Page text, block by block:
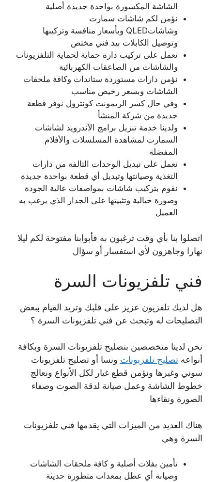
الشاشة المكسورة بواحدة جديدة أصلية
نؤمن لكم شاشات سمارت
وشاشاتQLED وبأسعار منافسة وتركيبها
وتوصيل الكابلات بيد فني مختص
نعمل على تركيب دارة حماية لحماية التلفزيونات
والشاشات من الصاعقات الكهربائية
نؤمن دارات مستوردة ستاندات وكافة ملحقات
الشاشات وبسعر رخيص مناسب
وفي حال كسر الريمونت كونترول نوفر قطعة
جديدة من شركة المنشأ
ولدينا خدمة تنزيل برامج الآندرويد لشاشات
السمارت لمشاهدة المسلسلات والأفلام
المفضلة
نعمل على تبديل الوحدات التالفة من دارات
التغذية وصيانتها وتبديل أي قطعة بواحدة جديدة
نقوم بتركيب شاشات بمواصفات عالية الجودة
وصورة خيالية وتثبيتها على الجدار الذي يرغب به
العميل
اتصلوا بنا بأي وقت ترغبون به فأبوابنا مفتوحة لكم ليلا
نهارا وجاهزون لأي استفسار أو سؤال
فني تلفزيونات السرة
هل لديك تلفزيون عزيز على قلبك وتريد القيام ببعض
التصليحات له وتبحث عن فني تلفزيونات السرة ؟
نحن لدينا متخصصين بتصليح تلفزيونات السرة وبكافة
أنواعه تصليح تلفزيونات ونسا أو تصليح تلفزيونات
سوني وغيرها ونؤمن قطع غيار لكل الأنواع ونعالج
خطوط الشاشة وعمل صيانة لدقة الصوت وصفاء
الصورة ونقاءها
هناك العديد من الميزات التي يقدمها فني تلفزيونات
السرة وهي
تأمين بفلات أصلية و كافة ملحقات الشاشات
وصيانة أي عطل بمعدات متطورة حديثة